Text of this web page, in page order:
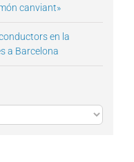
canviant»
en la
a Barcelona